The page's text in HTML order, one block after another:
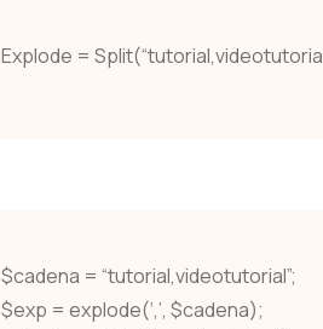
Explode =
$cadena = “tutorial,videotutorial”;
$exp = explode(‘,’, $cadena);